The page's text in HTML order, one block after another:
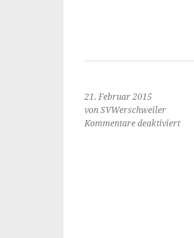
21. Februar 2015
von SVWerschweiler
Kommentare deaktiviert